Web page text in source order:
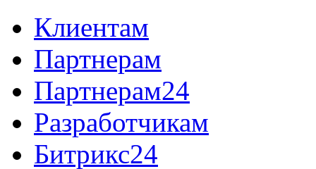
Клиентам
Партнерам
Партнерам24
Разработчикам
Битрикс24